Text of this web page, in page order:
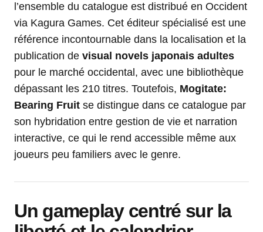
l’ensemble du catalogue est distribué en Occident
via Kagura Games. Cet éditeur spécialisé est une
référence incontournable dans la localisation et la
publication de visual novels japonais adultes
pour le marché occidental, avec une bibliothèque
dépassant les 210 titres. Toutefois, Mogitate:
Bearing Fruit se distingue dans ce catalogue par
son hybridation entre gestion de vie et narration
interactive, ce qui le rend accessible même aux
joueurs peu familiers avec le genre.
Un gameplay centré sur la